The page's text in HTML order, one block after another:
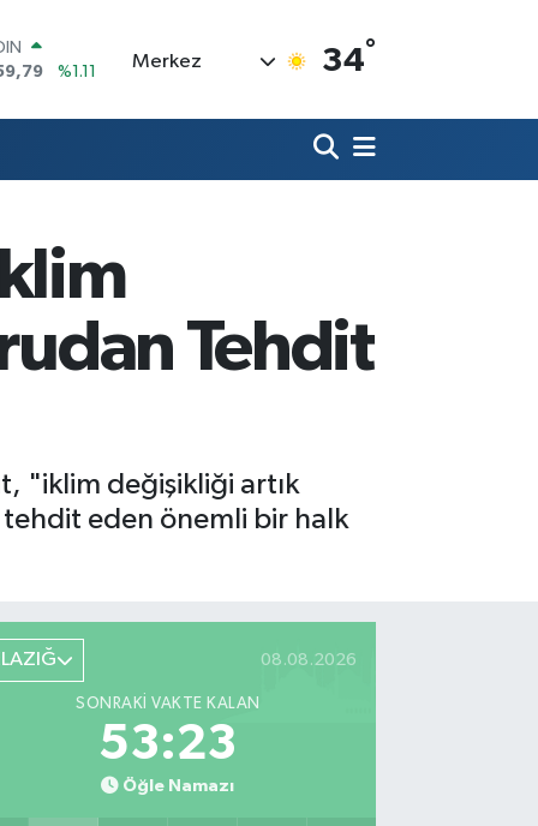
%0.18
%0.32
%-14
Merkez 34°
Tehdit
"iklim değişikliği artık
tehdit eden önemli bir halk
08.08.2026
SONRAKI VAKTE KALAN
53:22
Öğle Namazı